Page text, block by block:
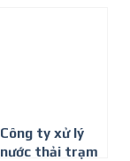
Công ty xử lý
nước thải trạm